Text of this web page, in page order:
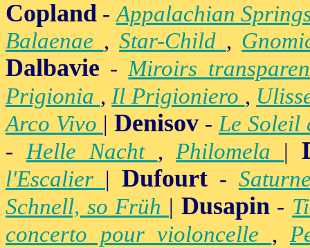
Copland -Appalachian
Balaenae ,Star-Child ,
Dalbavie -Miroirs
Prigionia ,Il Prigioniero ,
Arco Vivo | Denisov -Le Soleil
-Helle Nacht ,Philomela |
l'Escalier | Dufourt-
Schnell, so Früh | Dusapin-
concerto pour violoncelle ,